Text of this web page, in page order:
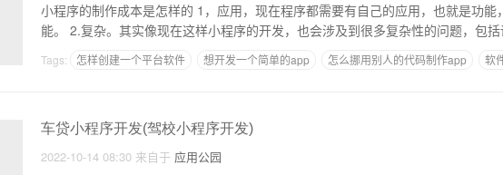
小程序的制作成本是怎样的 1，应用，现在程序都需要有自己的应用，也就是功能，包括用户功能，包括整体功
能。 2.复杂。其实像现在这样小程序的开发，也会涉及到很多复杂性的问题，包
Tags: 怎样创建一个平台软件 想开发一个简单的app 怎么挪用别人的代码制作app
软
车贷小程序开发(驾校小程序开发)
2022-10-14 08:30 来自于 应用公园